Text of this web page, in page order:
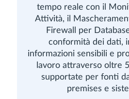
tempo reale con il
Attività, il
Firewall per
conformità dei dati,
informazioni sensibili e
lavoro attraverso oltre
supportate per fonti
premises e